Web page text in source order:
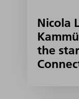
Nicola
the